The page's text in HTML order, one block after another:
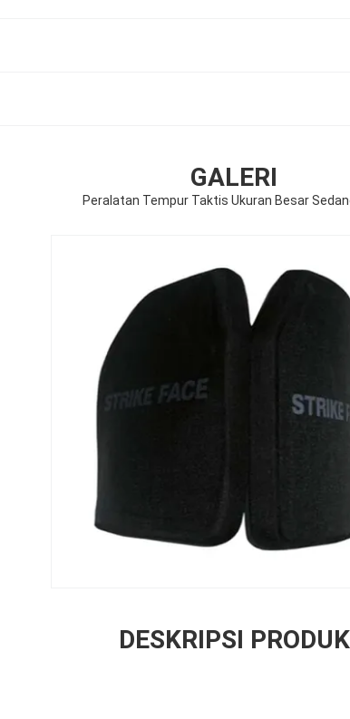
GALERI
Peralatan Tempur Taktis Ukuran Besar
DESKRIPSI PRODUK